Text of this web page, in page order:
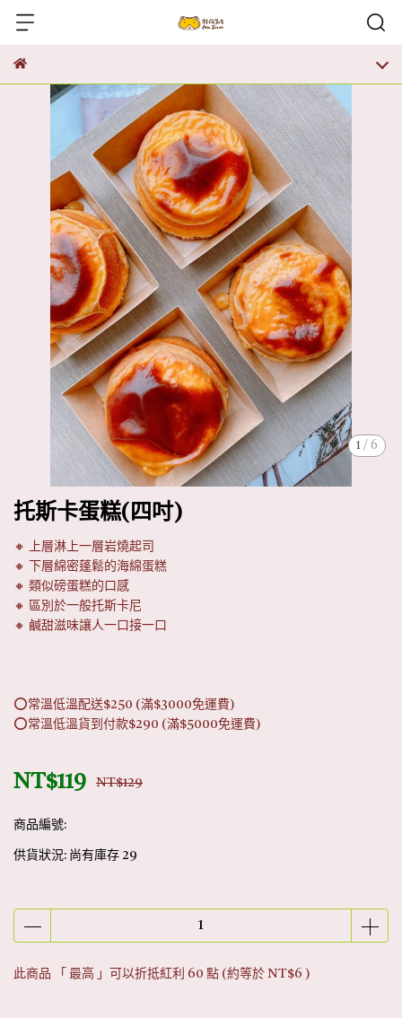
1 / 6
托斯卡蛋糕(四吋)
🔸 上層淋上一層岩燒起司
🔸 下層綿密蓬鬆的海綿蛋糕
🔸 類似磅蛋糕的口感
🔸 區別於一般托斯卡尼
🔸 鹹甜滋味讓人一口接一口
⭕常溫低溫配送$250 (滿$3000免運費)
⭕常溫低溫貨到付款$290 (滿$5000免運費)
NT$119 NT$129
商品編號:
供貨狀況: 尚有庫存 29
此商品 「 最高 」可以折抵紅利 60 點 (約等於 NT$6 )